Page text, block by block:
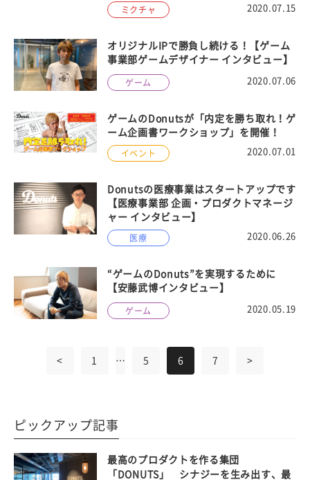
ミクチャ 2020.07.15
ゲーム 2020.07.06
オリジナルIPで勝負し続ける！【ゲーム
事業部ゲームデザイナー インタビュー】
イベント 2020.07.01
ゲームのDonutsが「内定を勝ち取れ！ゲ
ーム企画書ワークショップ」を開催！
医療 2020.06.26
Donutsの医療事業はスタートアップです
【医療事業部 企画・プロダクトマネージ
ャー インタビュー】
ゲーム 2020.05.19
“ゲームのDonuts”を実現するために
【安藤武博インタビュー】
< 1 … 5 6 7 >
ピックアップ記事
最高のプロダクトを作る集団
「DONUTS」 シナジーを生み出す、最